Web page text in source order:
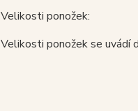
Velikosti ponožek:
Velikosti ponožek se